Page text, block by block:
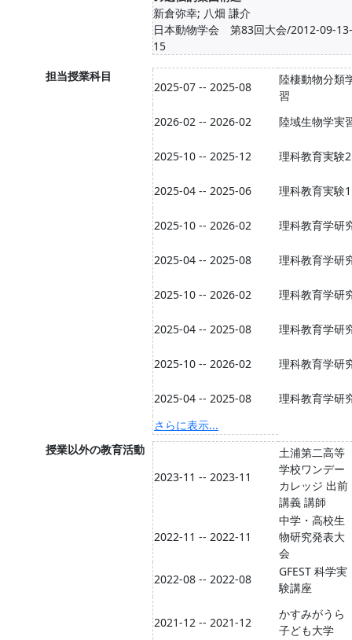
新倉弥幸; 八畑 謙介
日本動物学会 第83回大会/2012-09-
15
担当授業科目
2025-07 -- 2025-08
陸棲動物分類
習
2026-02 -- 2026-02
陸域生物学実
2025-10 -- 2025-12 理科教育実験2
2025-04 -- 2025-06 理科教育実験1
2025-10 -- 2026-02 理科教育学研
2025-04 -- 2025-08 理科教育学研
2025-10 -- 2026-02 理科教育学研
2025-04 -- 2025-08 理科教育学研
2025-10 -- 2026-02 理科教育学研
2025-04 -- 2025-08
理科教育学研
さらに表示...
授業以外の教育活動
2023-11 -- 2023-11
土浦第二高等
学校ワンデー
カレッジ 出前
講義 講師
2022-11 -- 2022-11
中学・高校生
物研究発表大
会
2022-08 -- 2022-08
GFEST 科学実
験講座
2021-12 -- 2021-12
かすみがうら
子ども大学